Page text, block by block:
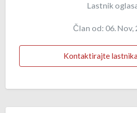
Lastnik
Član od: 06. Nov,
Kontaktirajte